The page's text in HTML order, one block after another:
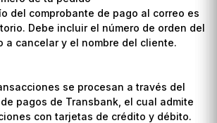
del comprobante de pago al correo es
Debe incluir el número de orden del
a cancelar y el nombre del cliente.
se procesan a través del
pagos de Transbank, el cual admite
con tarjetas de crédito y débito.